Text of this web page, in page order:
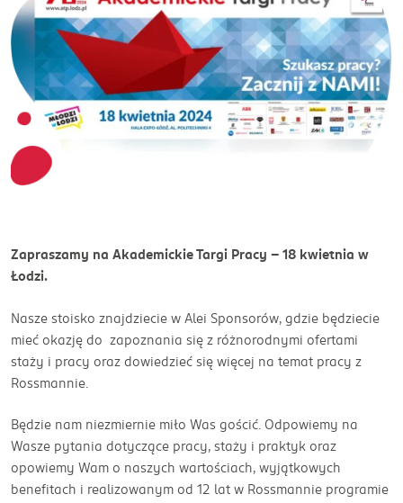
Zapraszamy na Akademickie Targi Pracy - 18 kwietnia w
Łodzi.
Nasze stoisko znajdziecie w Alei Sponsorów, gdzie będziecie
mieć okazję do zapoznania się z różnorodnymi ofertami
staży i pracy oraz dowiedzieć się więcej na temat pracy z
Rossmannie.
Będzie nam niezmiernie miło Was gościć. Odpowiemy na
Wasze pytania dotyczące pracy, staży i praktyk oraz
opowiemy Wam o naszych wartościach, wyjątkowych
benefitach i realizowanym od 12 lat w Rossmannie programie